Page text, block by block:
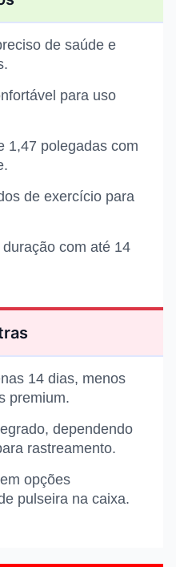
de saúde e
para uso
1,47 polegadas com
de exercício para
com até 14
14 dias, menos
premium.
dependendo
rastreamento.
opções
pulseira na caixa.